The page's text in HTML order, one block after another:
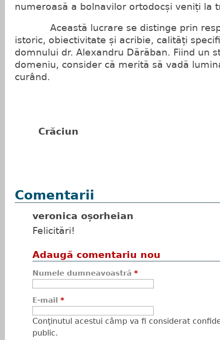
numeroasă a bolnavilor ortodocși veniți la
Această lucrare se distinge prin
istoric, obiectivitate și acribie, calități
domnului dr. Alexandru Dărăban. Fiind un
domeniu, consider că merită să vadă
curând.
Crăciun
Comentarii
veronica oșorheian
Felicitări!
Adaugă comentariu nou
Numele dumneavoastră *
E-mail *
Conţinutul acestui câmp va fi considerat
public.